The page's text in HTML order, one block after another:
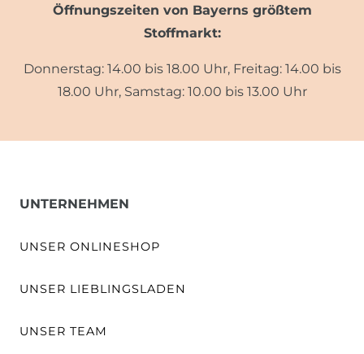
Öffnungszeiten von Bayerns größtem
Stoffmarkt:
Donnerstag: 14.00 bis 18.00 Uhr, Freitag: 14.00 bis
18.00 Uhr, Samstag: 10.00 bis 13.00 Uhr
UNTERNEHMEN
UNSER ONLINESHOP
UNSER LIEBLINGSLADEN
UNSER TEAM